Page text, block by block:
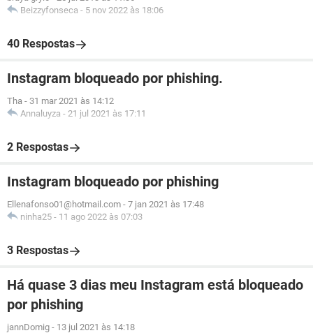
Beizzyfonseca - 5 nov 2022 às 18:06
40 Respostas
Instagram bloqueado por phishing.
Tha - 31 mar 2021 às 14:12
Annaluyza - 21 jul 2021 às 17:11
2 Respostas
Instagram bloqueado por phishing
Ellenafonso01@hotmail.com - 7 jan 2021 às 17:48
ninha25 - 11 ago 2022 às 07:03
3 Respostas
Há quase 3 dias meu Instagram está bloqueado
por phishing
jannDomig - 13 jul 2021 às 14:18